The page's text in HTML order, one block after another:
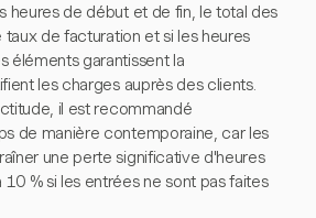
heures de début et de fin, le total des
taux de facturation et si les heures
éléments garantissent la
les charges auprès des clients.
il est recommandé
de manière contemporaine, car les
une perte significative d'heures
% si les entrées ne sont pas faites